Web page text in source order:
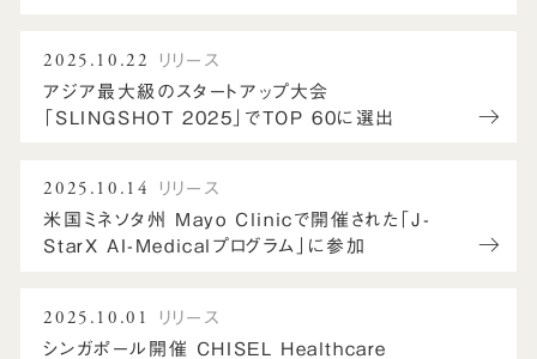
2025.10.22
リリース
アジア最大級のスタートアップ大会
「SLINGSHOT 2025」でTOP 60に選出
2025.10.14
リリース
米国ミネソタ州 Mayo Clinicで開催された「J-
StarX AI-Medicalプログラム」に参加
2025.10.01
リリース
シンガポール開催 CHISEL Healthcare